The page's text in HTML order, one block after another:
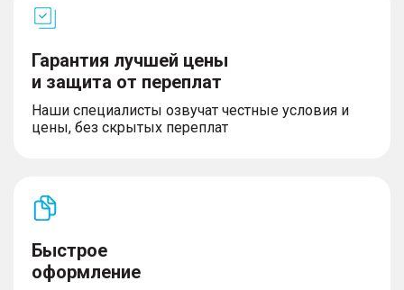
Гарантия лучшей цены
и защита от переплат
Наши специалисты озвучат честные условия и
цены, без скрытых переплат
Быстрое
оформление